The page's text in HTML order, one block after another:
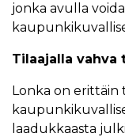
jonka avulla
Tilaajalla
Lonka on erittäin
laadukkaasta